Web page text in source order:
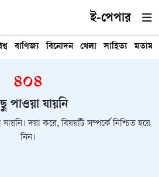
ই-পেপার
বাণিজ্য বিনোদন খেলা সাহিত্য মতামত
৪০৪
পাওয়া যায়নি
দয়া করে, বিষয়টি সম্পর্কে নিশ্চিত হয়ে
নিন।